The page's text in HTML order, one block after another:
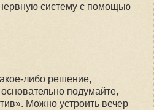
систему с помощью
либо решение,
подумайте,
Можно устроить вечер